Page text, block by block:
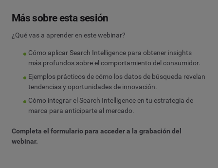
Más sobre esta sesión
¿Qué vas a aprender en este webinar?
Cómo aplicar Search Intelligence para obtener insights
más profundos sobre el comportamiento del consumidor.
Ejemplos prácticos de cómo los datos de búsqueda revelan
tendencias y oportunidades de innovación.
Cómo integrar el Search Intelligence en tu estrategia de
marca para anticiparte al mercado.
Completa el formulario para acceder a la grabación del
webinar.